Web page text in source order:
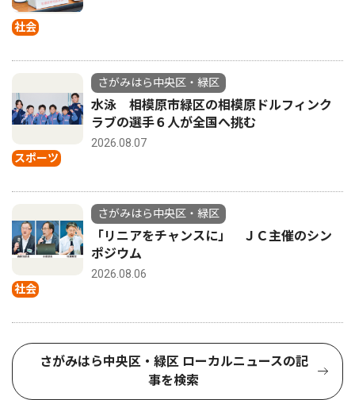
社会
スポーツ
さがみはら中央区・緑区
水泳 相模原市緑区の相模原ドルフィンク
ラブの選手６人が全国へ挑む
2026.08.07
社会
さがみはら中央区・緑区
「リニアをチャンスに」 ＪＣ主催のシン
ポジウム
2026.08.06
さがみはら中央区・緑区 ローカルニュースの記
事を検索